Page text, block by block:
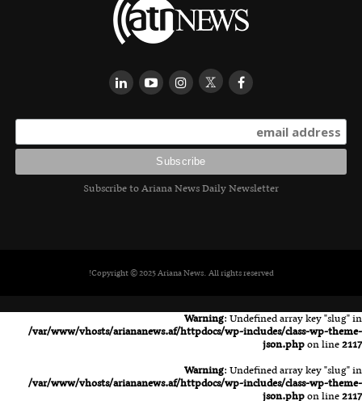
Subscribe to Ariana News Daily Newsletter
Copyright © 2025 Ariana News. All rights reserved!
Warning: Undefined array key "slug" in
/var/www/vhosts/ariananews.af/httpdocs/wp-includes/class-wp-theme-
json.phpon line2117
Warning: Undefined array key "slug" in
/var/www/vhosts/ariananews.af/httpdocs/wp-includes/class-wp-theme-
json.phpon line2117